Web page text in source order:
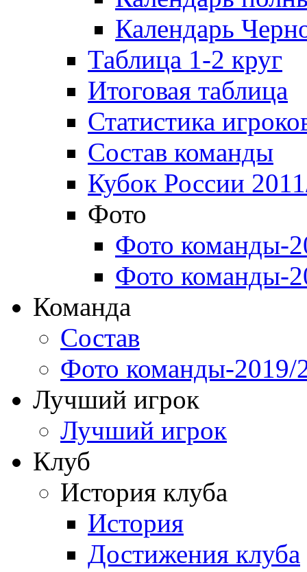
Календарь
Таблица 1-2 круг
Итоговая таблица
Статистика
Состав команды
Кубок России
Фото
Фото команды-
Фото команды-
Команда
Состав
Фото команды-2019/
Лучший игрок
Лучший игрок
Клуб
История клуба
История
Достижения клуба